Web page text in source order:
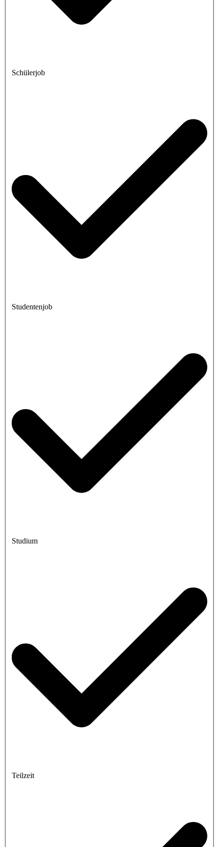
Schülerjob
Studentenjob
Studium
Teilzeit